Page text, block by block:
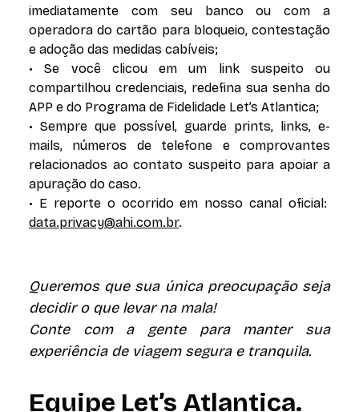
imediatamente com seu banco ou com a
operadora do cartão para bloqueio, contestação
e adoção das medidas cabíveis;
• Se você clicou em um link suspeito ou
compartilhou credenciais, redefina sua senha do
APP e do Programa de Fidelidade Let’s Atlantica;
• Sempre que possível, guarde prints, links, e-
mails, números de telefone e comprovantes
relacionados ao contato suspeito para apoiar a
apuração do caso.
• E reporte o ocorrido em nosso canal oficial:
data.privacy@ahi.com.br.
Queremos que sua única preocupação seja
decidir o que levar na mala!
Conte com a gente para manter sua
experiência de viagem segura e tranquila.
Equipe Let’s Atlantica.